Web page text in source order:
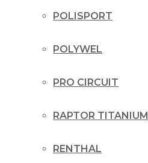
POLISPORT
POLYWEL
PRO CIRCUIT
RAPTOR TITANIUM
RENTHAL